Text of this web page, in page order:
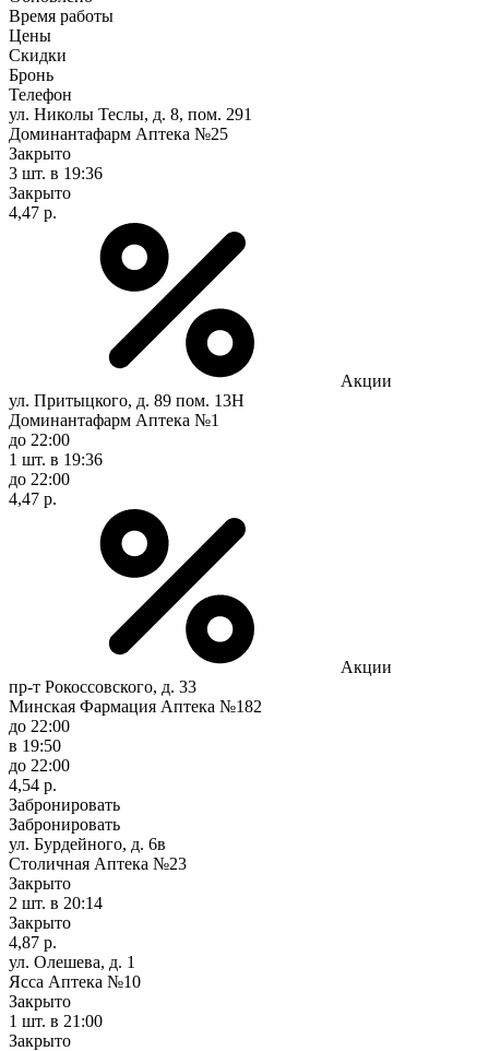
Время работы
Цены
Скидки
Бронь
Телефон
ул. Николы Теслы, д. 8, пом. 291
Доминантафарм Аптека №25
Закрыто
3 шт. в 19:36
Закрыто
4,47 р.
Акции
ул. Притыцкого, д. 89 пом. 13Н
Доминантафарм Аптека №1
до 22:00
1 шт. в 19:36
до 22:00
4,47 р.
Акции
пр-т Рокоссовского, д. 33
Минская Фармация Аптека №182
до 22:00
в 19:50
до 22:00
4,54 р.
Забронировать
Забронировать
ул. Бурдейного, д. 6в
Столичная Аптека №23
Закрыто
2 шт. в 20:14
Закрыто
4,87 р.
ул. Олешева, д. 1
Ясса Аптека №10
Закрыто
1 шт. в 21:00
Закрыто